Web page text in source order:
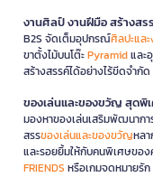
งานศิลป์ งานฝีมือ สร้างสร
B2S จัดเต็มอุปกรณ์ศิลปะแล
ขาตั้งไม้บนโต๊ะPyramidและ
สร้างสรรค์ได้อย่างไร้ขีดจำกัด
ของเล่นและของขวัญ สุดพิ
มองหาของเล่นเสริมพัฒนาก
สรรของเล่นและของขวัญหล
และรอยยิ้มให้กับคนพิเศษขอ
FRIENDS หรือเกมจดหมายรัก